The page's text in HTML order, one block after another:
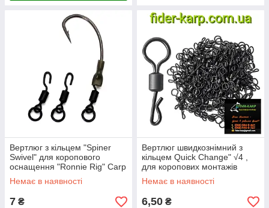
Вертлюг з кільцем "Spiner
Swivel" для коропового
оснащення "Ronnie Rig" Carp
Fishing
Немає в наявності
7 ₴
Вертлюг швидкознімний з
кільцем Quick Change" √4 ,
для коропових монтажів
Немає в наявності
6,50 ₴